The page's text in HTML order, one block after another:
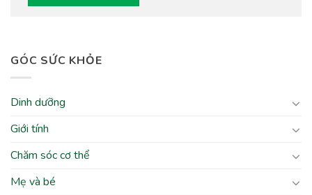
GÓC SỨC KHỎE
Dinh dưỡng
Giới tính
Chăm sóc cơ thể
Mẹ và bé